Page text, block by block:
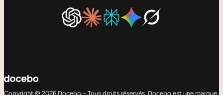
Copyright © 2026 Docebo – Tous droits réservés. Docebo est une marque